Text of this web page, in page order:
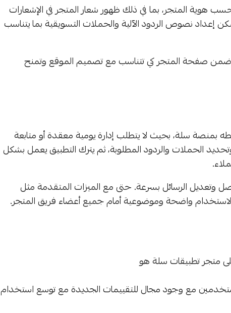
هوية المتجر، بما في ذلك ظهور شعار المتجر في الإشعارات
إعداد نصوص الردود الآلية والحملات التسويقية بما يتناسب
صفحة المتجر كي تتناسب مع تصميم الموقع وتمنح
سلة، بحيث لا يتطلب إدارة يومية معقدة أو متابعة
الحملات والردود المطلوبة، ثم يترك التطبيق يعمل بشكل
وتعديل الرسائل بسرعة. حتى مع الميزات المتقدمة مثل
الاستخدام واضحة وموضوعية أمام جميع أعضاء فريق المتجر.
متجر تطبيقات سلة هو
مع وجود مجال للتقييمات الجديدة مع توسع استخدام